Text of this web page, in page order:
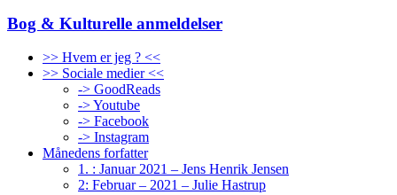
Bog & Kulturelle anmeldelser
>> Hvem er jeg ? <<
>> Sociale medier <<
-> GoodReads
-> Youtube
-> Facebook
-> Instagram
Månedens forfatter
1. : Januar 2021 – Jens Henrik Jensen
2: Februar – 2021 – Julie Hastrup